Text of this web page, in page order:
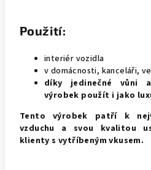
Použití:
interiér vozidla
v domácnosti, kanceláři,
díky jedinečné vůni
výrobek použít i jako
Tento výrobek patří k
vzduchu a svou kvalitou
klienty s vytříbeným vkusem.